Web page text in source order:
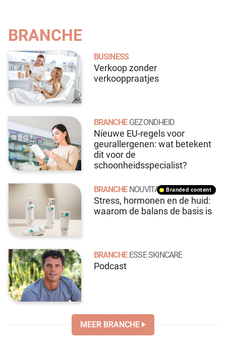
BRANCHE
BUSINESS
Verkoop zonder
verkooppraatjes
BRANCHE GEZONDHEID
Nieuwe EU-regels voor
geurallergenen: wat betekent
dit voor de
schoonheidsspecialist?
branded content
BRANCHE NOUVITAL
Stress, hormonen en de huid:
waarom de balans de basis is
BRANCHE ESSE SKINCARE
Podcast
MEER BRANCHE